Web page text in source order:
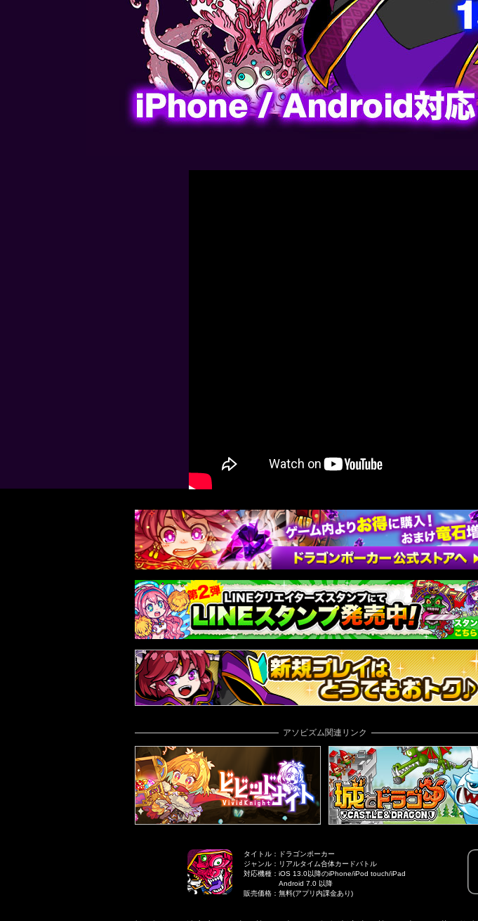
アソビズム関連リンク
タイトル：ドラゴンポーカー
ジャンル：リアルタイム合体カードバトル
対応機種：iOS 13.0以降のiPhone/iPod touch/iPad
Android 7.0 以降
販売価格：無料(アプリ内課金あり)